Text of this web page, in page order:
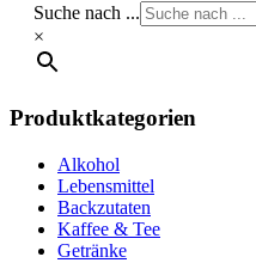
Suche nach ...
×
Produktkategorien
Alkohol
Lebensmittel
Backzutaten
Kaffee & Tee
Getränke